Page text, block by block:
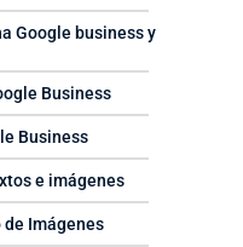
Google business y
Business
Business
e imágenes
Imágenes